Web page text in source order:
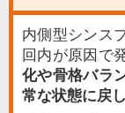
内側型シンス
回内が原因で
化や骨格バラ
常な状態に戻